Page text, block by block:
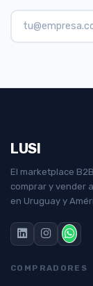
LUSI
El marketplace
comprar y vender
en Uruguay y
COMPRADORES